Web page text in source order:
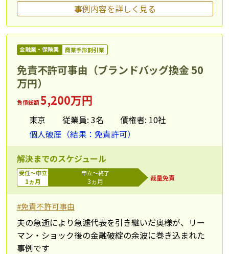
事例内容を詳しく見る
金融業・保険業 商業手形割引業
免責不許可事由（ブランドバッグ換金 50
万円）
負債総額5,200万円
東京 従業員: 3名
債権者: 10社
個人破産（結果：免責許可）
解決までのスケジュール
受任～申立
1ヵ月
申立～終了
3ヵ月 裁量免責
#免責不許可事由
夫の急逝により急遽代表を引き継いだ奥様が、リー
マン・ショック後の金融破綻の余波に巻き込まれた
事例です